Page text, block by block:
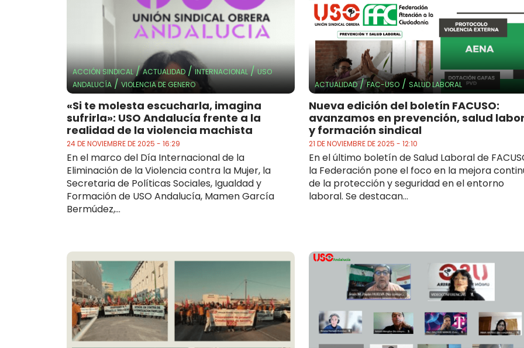
ACCIÓN SINDICAL/ACTUALIDAD /INTERNACIONAL/USO
ANDALUCÍA/VIOLENCIA DE GENERO
«Si te molesta escucharla, imagina
sufrirla»: USO Andalucía frente a la
realidad de la violencia machista
24 DE NOVIEMBRE DE 2025 - 16:29
En el marco del Día Internacional de la
Eliminación de la Violencia contra la Mujer, la
Secretaria de Políticas Sociales, Igualdad y
Formación de USO Andalucía, Mamen García
Bermúdez,...
ACTUALIDAD/FAC-USO/ SALUD LABORAL
Nueva edición del boletín FACUSO:
avanzamos en prevención, salud
y formación sindical
21 DE NOVIEMBRE DE 2025 - 12:10
En el último boletín de Salud Laboral de
la Federación pone el foco en la mejora
de la protección y seguridad en el entorno
laboral. Se destacan...